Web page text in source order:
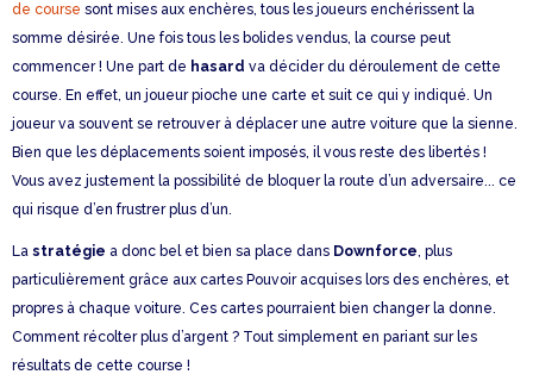
de course sont mises aux enchères, tous les joueurs enchérissent la
somme désirée. Une fois tous les bolides vendus, la course peut
commencer ! Une part de hasard va décider du déroulement de cette
course. En effet, un joueur pioche une carte et suit ce qui y indiqué. Un
joueur va souvent se retrouver à déplacer une autre voiture que la sienne.
Bien que les déplacements soient imposés, il vous reste des libertés !
Vous avez justement la possibilité de bloquer la route d’un adversaire... ce
qui risque d’en frustrer plus d’un.
La stratégie a donc bel et bien sa place dans Downforce, plus
particulièrement grâce aux cartes Pouvoir acquises lors des enchères, et
propres à chaque voiture. Ces cartes pourraient bien changer la donne.
Comment récolter plus d’argent ? Tout simplement en pariant sur les
résultats de cette course !